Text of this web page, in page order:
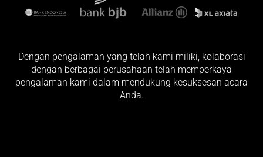
Dengan pengalaman yang telah kami miliki, kolaborasi
dengan berbagai perusahaan telah memperkaya
pengalaman kami dalam mendukung kesuksesan acara
Anda.